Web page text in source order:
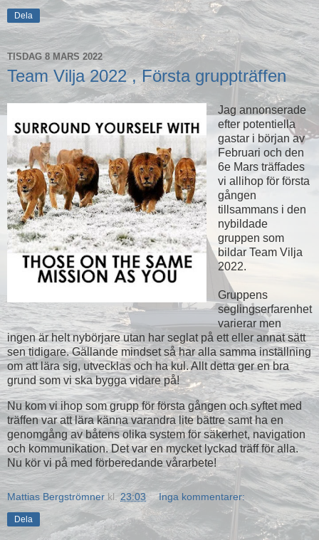
Dela
TISDAG 8 MARS 2022
Team Vilja 2022 , Första gruppträffen
Jag annonserade
efter potentiella
gastar i början av
Februari och den
6e Mars träffades
vi allihop för första
gången
tillsammans i den
nybildade
gruppen som
bildar Team Vilja
2022.
Gruppens
seglingserfarenhet
varierar men
ingen är helt nybörjare utan har seglat på ett eller annat sätt
sen tidigare. Gällande mindset så har alla samma inställning
om att lära sig, utvecklas och ha kul. Allt detta ger en bra
grund som vi ska bygga vidare på!
Nu kom vi ihop som grupp för första gången och syftet med
träffen var att lära känna varandra lite bättre samt ha en
genomgång av båtens olika system för säkerhet, navigation
och kommunikation. Det var en mycket lyckad träff för alla.
Nu kör vi på med förberedande vårarbete!
Mattias Bergströmner kl.23:03 Inga kommentarer:
Dela